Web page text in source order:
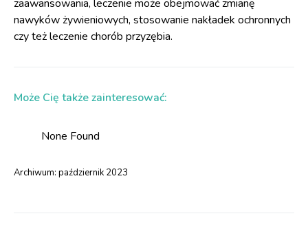
zaawansowania, leczenie może obejmować zmianę
nawyków żywieniowych, stosowanie nakładek ochronnych
czy też leczenie chorób przyzębia.
Może Cię także zainteresować:
None Found
Archiwum: październik 2023